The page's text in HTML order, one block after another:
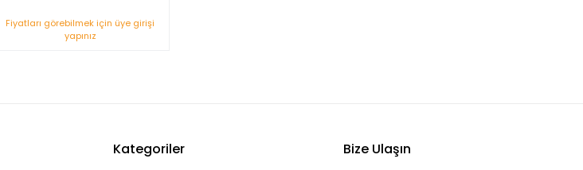
Fiyatları görebilmek için üye girişi
yapınız
Kategoriler Bize Ulaşın